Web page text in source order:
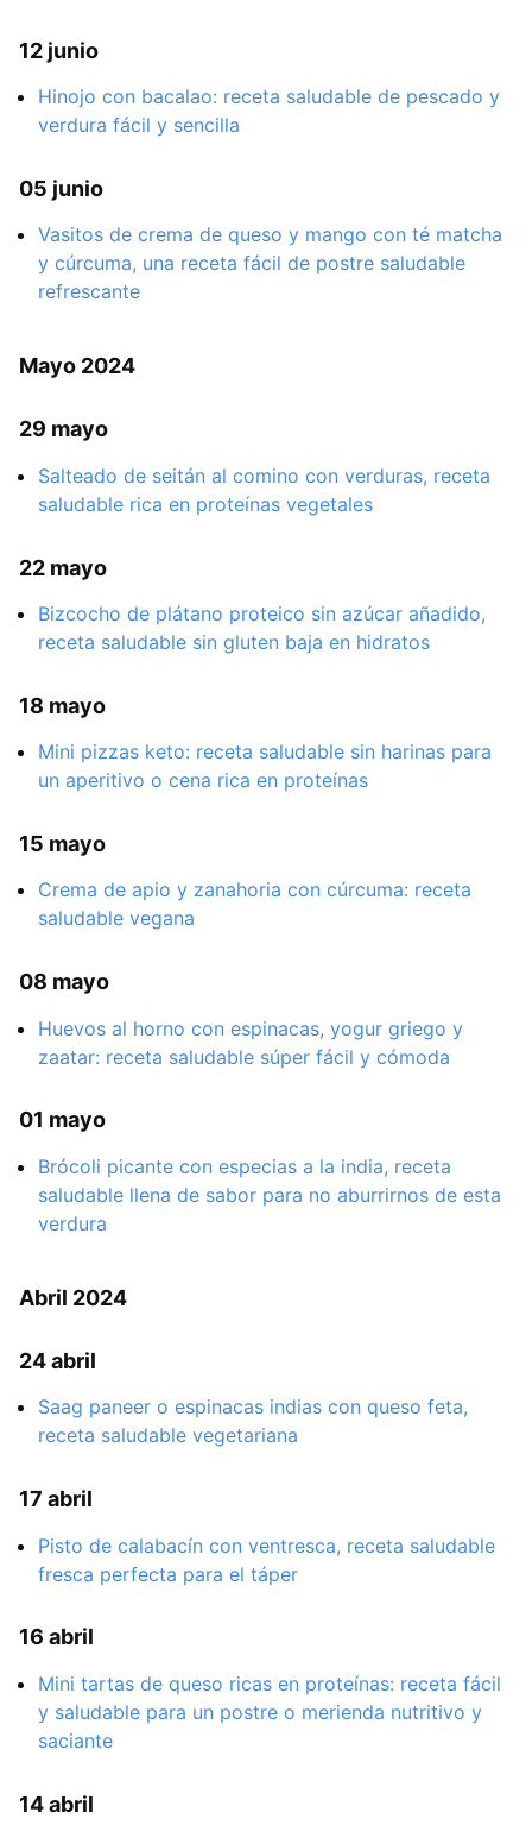
12 junio
Hinojo con bacalao: receta saludable de pescado y
verdura fácil y sencilla
05 junio
Vasitos de crema de queso y mango con té matcha
y cúrcuma, una receta fácil de postre saludable
refrescante
Mayo 2024
29 mayo
Salteado de seitán al comino con verduras, receta
saludable rica en proteínas vegetales
22 mayo
Bizcocho de plátano proteico sin azúcar añadido,
receta saludable sin gluten baja en hidratos
18 mayo
Mini pizzas keto: receta saludable sin harinas para
un aperitivo o cena rica en proteínas
15 mayo
Crema de apio y zanahoria con cúrcuma: receta
saludable vegana
08 mayo
Huevos al horno con espinacas, yogur griego y
zaatar: receta saludable súper fácil y cómoda
01 mayo
Brócoli picante con especias a la india, receta
saludable llena de sabor para no aburrirnos de esta
verdura
Abril 2024
24 abril
Saag paneer o espinacas indias con queso feta,
receta saludable vegetariana
17 abril
Pisto de calabacín con ventresca, receta saludable
fresca perfecta para el táper
16 abril
Mini tartas de queso ricas en proteínas: receta fácil
y saludable para un postre o merienda nutritivo y
saciante
14 abril